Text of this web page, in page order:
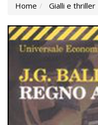
Home Gialli e thriller